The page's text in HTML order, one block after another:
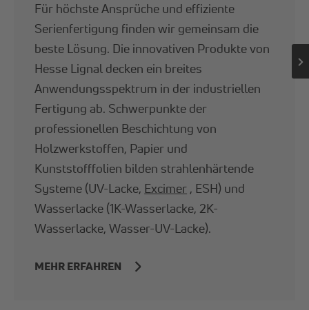
Für höchste Ansprüche und effiziente
Serienfertigung finden wir gemeinsam die
beste Lösung. Die innovativen Produkte von
Hesse Lignal decken ein breites
Anwendungsspektrum in der industriellen
Fertigung ab. Schwerpunkte der
professionellen Beschichtung von
Holzwerkstoffen, Papier und
Kunststofffolien bilden strahlenhärtende
Systeme (UV-Lacke, Excimer , ESH) und
Wasserlacke (1K-Wasserlacke, 2K-
Wasserlacke, Wasser-UV-Lacke).
MEHR ERFAHREN